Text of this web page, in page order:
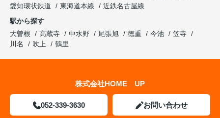
愛知環状鉄道
東海道本線
近鉄名古屋線
駅から探す
大曽根
高蔵寺 中水野 尾張旭 徳重 今池
笠寺
川名
吹上 鶴里
株式会社HOME UP
052-339-3630 お問い合わせ